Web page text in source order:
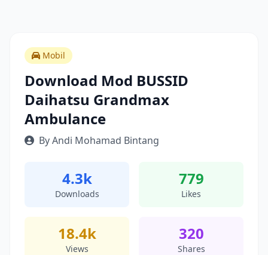
Mobil
Download Mod BUSSID
Daihatsu Grandmax
Ambulance
By Andi Mohamad Bintang
4.3k
Downloads
779
Likes
18.4k
Views
320
Shares